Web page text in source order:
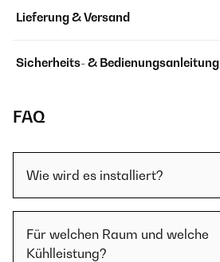
Lieferung & Versand
Sicherheits- & Bedienungsanleitung
FAQ
Wie wird es installiert?
Für welchen Raum und welche
Kühlleistung?